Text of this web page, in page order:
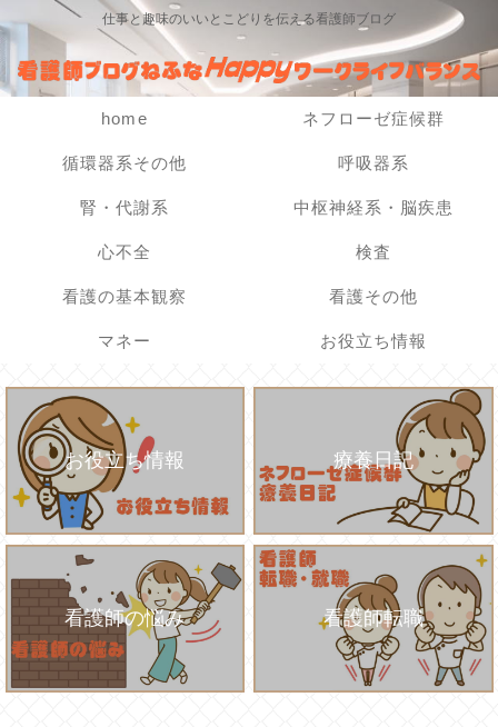
仕事と趣味のいいとこどりを伝える看護師ブログ
home ネフローゼ症候群
循環器系その他 呼吸器系
腎・代謝系 中枢神経系・脳疾患
心不全 検査
看護の基本観察 看護その他
マネー お役立ち情報
お役立ち情報 療養日記
看護師の悩み 看護師転職